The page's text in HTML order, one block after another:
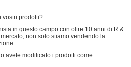
vostri prodotti?
in questo campo con oltre 10 anni di R &
non solo stiamo vendendo la
avete modificato i prodotti come